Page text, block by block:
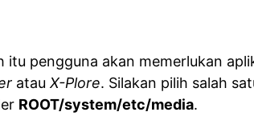
itu pengguna akan memerlukan
atau X-Plore. Silakan pilih salah
ROOT/system/etc/media.